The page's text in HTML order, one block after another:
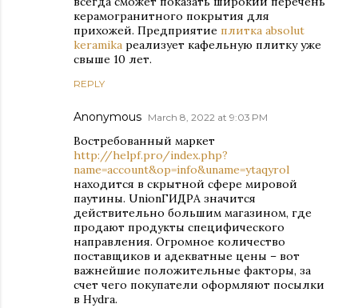
керамогранитного покрытия для
прихожей. Предприятие плитка absolut
keramika реализует кафельную плитку уже
свыше 10 лет.
REPLY
Anonymous March 8, 2022 at 9:03 PM
Востребованный маркет
http://helpf.pro/index.php?
name=account&op=info&uname=ytaqyrol
находится в скрытной сфере мировой
паутины. UnionГИДРА значится
действительно большим магазином, где
продают продукты специфического
направления. Огромное количество
поставщиков и адекватные цены – вот
важнейшие положительные факторы, за
счет чего покупатели оформляют посылки
в Hydra.